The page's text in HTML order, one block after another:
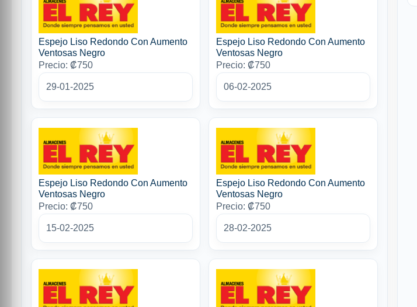
Espejo Liso Redondo Con Aumento
Ventosas Negro
Precio: ₡750
29-01-2025
Espejo Liso Redondo Con Aumento
Ventosas Negro
Precio: ₡750
06-02-2025
Espejo Liso Redondo Con Aumento
Ventosas Negro
Precio: ₡750
15-02-2025
Espejo Liso Redondo Con Aumento
Ventosas Negro
Precio: ₡750
28-02-2025